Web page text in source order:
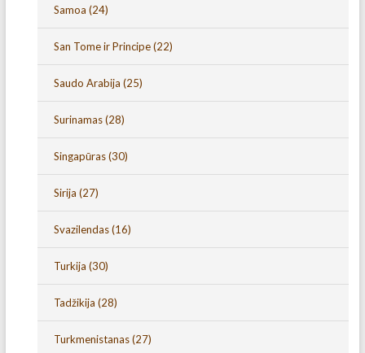
Samoa (24)
San Tome ir Principe(22)
Saudo Arabija (25)
Surinamas(28)
Singapūras(30)
Sirija (27)
Svazilendas(16)
Turkija (30)
Tadžikija (28)
Turkmenistanas(27)